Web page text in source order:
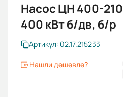
Насос ЦН 400-210 с муфтой, под
400 кВт б/дв, б/р
Артикул: 02.17.215233
Нашли дешевле?